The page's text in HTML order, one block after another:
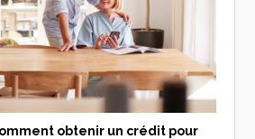
obtenir un crédit pour